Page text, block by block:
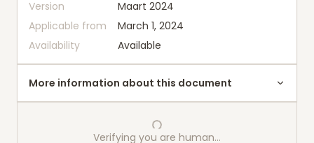
Version
Maart 2024
Applicable from
March 1, 2024
Availability
Available
More information about this document
Verifying you are human…